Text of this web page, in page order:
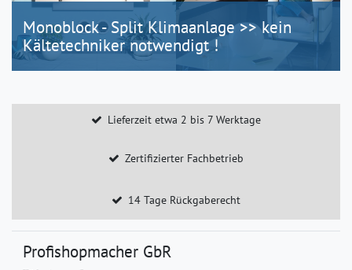
Monoblock - Split Klimaanlage >> kein
Kältetechniker notwendigt !
Lieferzeit etwa 2 bis 7 Werktage
Zertifizierter Fachbetrieb
14 Tage Rückgaberecht
Profishopmacher GbR